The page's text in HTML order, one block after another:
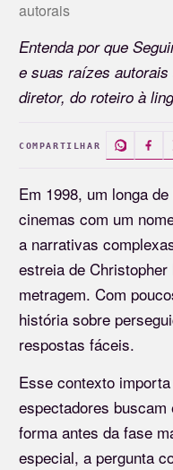
Entenda por que
e suas raízes
diretor, do roteiro à
COMPARTILHAR
Em 1998, um longa
cinemas com um
a narrativas
estreia de
metragem. Com
história sobre
respostas fáceis.
Esse contexto
espectadores
forma antes da fase
especial, a pergunta